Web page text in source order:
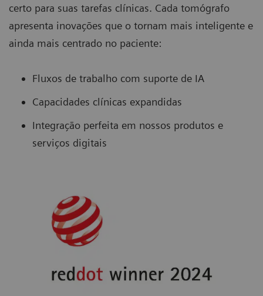
certo para suas tarefas clínicas. Cada tomógrafo
apresenta inovações que o tornam mais inteligente e
ainda mais centrado no paciente:
Fluxos de trabalho com suporte de IA
Capacidades clínicas expandidas
Integração perfeita em nossos produtos e
serviços digitais